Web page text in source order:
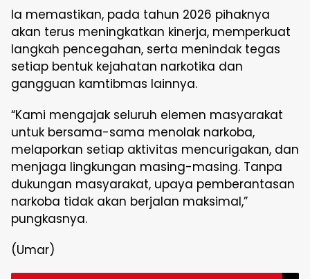
Ia memastikan, pada tahun 2026 pihaknya
akan terus meningkatkan kinerja, memperkuat
langkah pencegahan, serta menindak tegas
setiap bentuk kejahatan narkotika dan
gangguan kamtibmas lainnya.
“Kami mengajak seluruh elemen masyarakat
untuk bersama-sama menolak narkoba,
melaporkan setiap aktivitas mencurigakan, dan
menjaga lingkungan masing-masing. Tanpa
dukungan masyarakat, upaya pemberantasan
narkoba tidak akan berjalan maksimal,”
pungkasnya.
(Umar)